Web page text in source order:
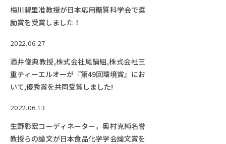
梅川碧里准教授が日本応用糖質科学会で奨
励賞を受賞しました！
2022.06.27
酒井俊典教授,株式会社尾鍋組,株式会社三
重ティーエルオーが『第49回環境賞』にお
いて,優秀賞を共同受賞しました!
2022.06.13
生野彰宏コーディネーター，奥村克純名誉
教授らの論文が日本食品化学学会論文賞を